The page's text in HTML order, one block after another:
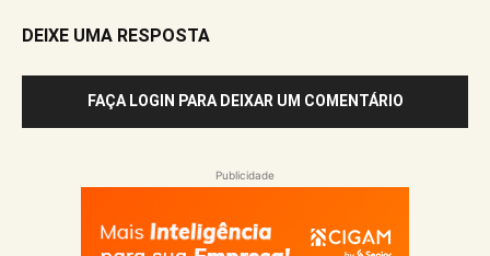
DEIXE UMA RESPOSTA
FAÇA LOGIN PARA DEIXAR UM COMENTÁRIO
Publicidade